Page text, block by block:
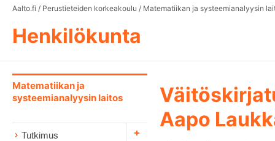
Aalto.fi / Perustieteiden korkeakoulu / Matematiikan ja systeemianalyysin
Henkilökunta
Matematiikan ja
systeemianalyysin laitos
Tutkimus
Aapo